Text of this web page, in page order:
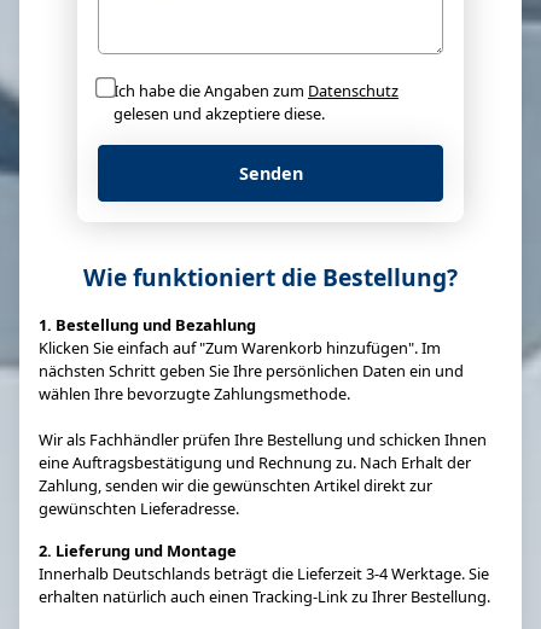
Ich habe die Angaben zum Datenschutz
gelesen und akzeptiere diese.
Senden
Wie funktioniert die Bestellung?
1. Bestellung und Bezahlung
Klicken Sie einfach auf "Zum Warenkorb hinzufügen". Im
nächsten Schritt geben Sie Ihre persönlichen Daten ein und
wählen Ihre bevorzugte Zahlungsmethode.
Wir als Fachhändler prüfen Ihre Bestellung und schicken Ihnen
eine Auftragsbestätigung und Rechnung zu. Nach Erhalt der
Zahlung, senden wir die gewünschten Artikel direkt zur
gewünschten Lieferadresse.
2. Lieferung und Montage
Innerhalb Deutschlands beträgt die Lieferzeit 3-4 Werktage. Sie
erhalten natürlich auch einen Tracking-Link zu Ihrer Bestellung.